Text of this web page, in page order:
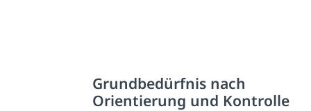
Grundbedürfnis nach
Orientierung und Kontrolle